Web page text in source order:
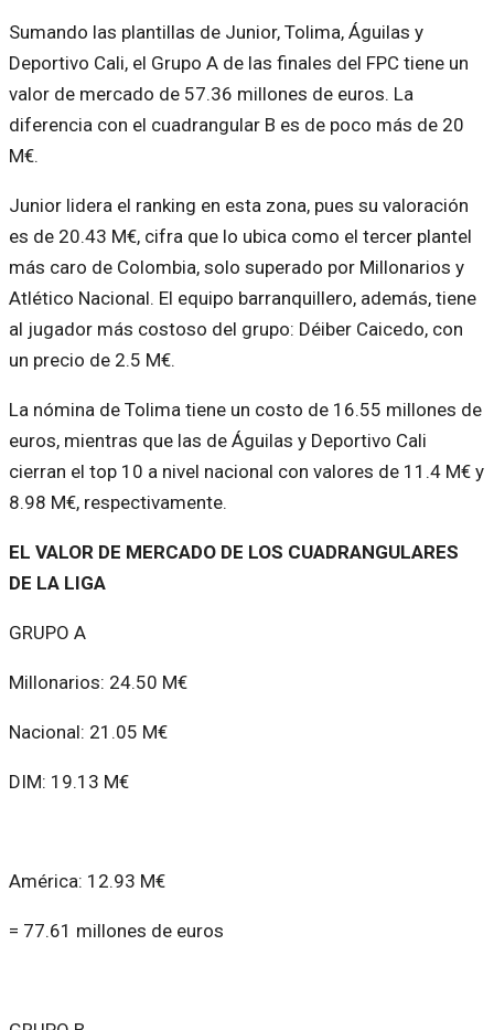
Sumando las plantillas de Junior, Tolima, Águilas y
Deportivo Cali, el Grupo A de las finales del FPC tiene un
valor de mercado de 57.36 millones de euros. La
diferencia con el cuadrangular B es de poco más de 20
M€.
Junior lidera el ranking en esta zona, pues su valoración
es de 20.43 M€, cifra que lo ubica como el tercer plantel
más caro de Colombia, solo superado por Millonarios y
Atlético Nacional. El equipo barranquillero, además, tiene
al jugador más costoso del grupo: Déiber Caicedo, con
un precio de 2.5 M€.
La nómina de Tolima tiene un costo de 16.55 millones de
euros, mientras que las de Águilas y Deportivo Cali
cierran el top 10 a nivel nacional con valores de 11.4 M€ y
8.98 M€, respectivamente.
EL VALOR DE MERCADO DE LOS CUADRANGULARES
DE LA LIGA
GRUPO A
Millonarios: 24.50 M€
Nacional: 21.05 M€
DIM: 19.13 M€
América: 12.93 M€
= 77.61 millones de euros